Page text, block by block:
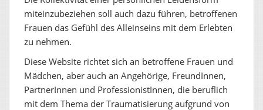
miteinzubeziehen soll auch dazu führen, betroffenen
Frauen das Gefühl des Alleinseins mit dem Erlebten
zu nehmen.
Diese Website richtet sich an betroffene Frauen und
Mädchen, aber auch an Angehörige, FreundInnen,
PartnerInnen und ProfessionistInnen, die beruflich
mit dem Thema der Traumatisierung aufgrund von